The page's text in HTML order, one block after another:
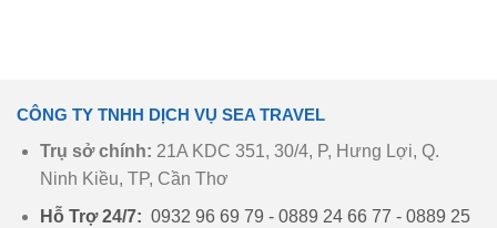
CÔNG TY TNHH DỊCH VỤ SEA TRAVEL
Trụ sở chính: 21A KDC 351, 30/4, P, Hưng Lợi, Q.
Ninh Kiều, TP, Cần Thơ
Hỗ Trợ 24/7: 0932 96 69 79 - 0889 24 66 77 - 0889 25